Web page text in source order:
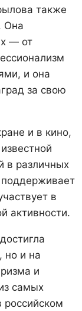
также
Она
— от
и она
за свою
и в кино,
в различных
в
активности.
но и на
и
самых